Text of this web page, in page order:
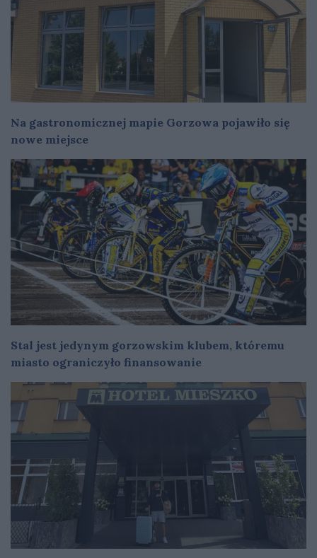
Na gastronomicznej mapie Gorzowa pojawiło się
nowe miejsce
Stal jest jedynym gorzowskim klubem, któremu
miasto ograniczyło finansowanie